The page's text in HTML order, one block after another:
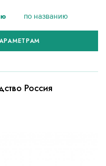
по названию
Россия